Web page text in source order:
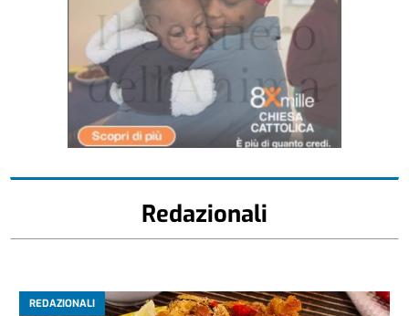
Redazionali
REDAZIONALI